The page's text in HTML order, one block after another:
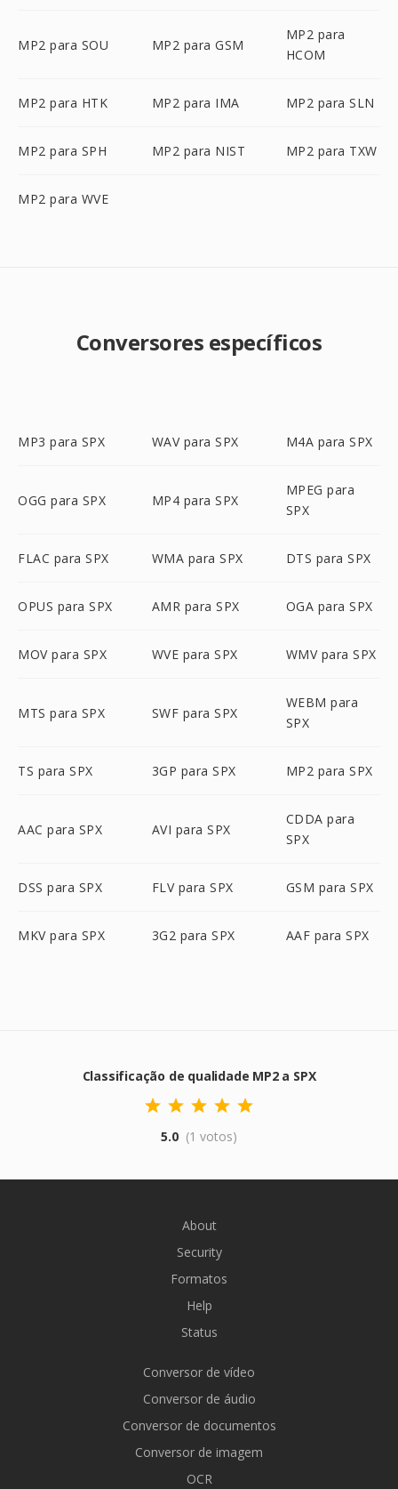
MP2 para SOU MP2 para GSM
MP2 para
HCOM
MP2 para HTK MP2 para IMA MP2 para SLN
MP2 para SPH MP2 para NIST MP2 para TXW
MP2 para WVE
Conversores específicos
MP3 para SPX WAV para SPX M4A para SPX
OGG para SPX MP4 para SPX
MPEG para
SPX
FLAC para SPX WMA para SPX DTS para SPX
OPUS para SPX AMR para SPX OGA para SPX
MOV para SPX WVE para SPX WMV para SPX
MTS para SPX SWF para SPX
WEBM para
SPX
TS para SPX 3GP para SPX MP2 para SPX
AAC para SPX AVI para SPX
CDDA para
SPX
DSS para SPX FLV para SPX GSM para SPX
MKV para SPX 3G2 para SPX AAF para SPX
Classificação de qualidade MP2 a SPX
5.0 (1 votos)
About
Security
Formatos
Help
Status
Conversor de vídeo
Conversor de áudio
Conversor de documentos
Conversor de imagem
OCR